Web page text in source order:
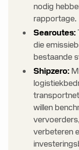
nodig
rapportage.
Searoutes:
die
bestaande
Shipzero:
willen
verbeteren